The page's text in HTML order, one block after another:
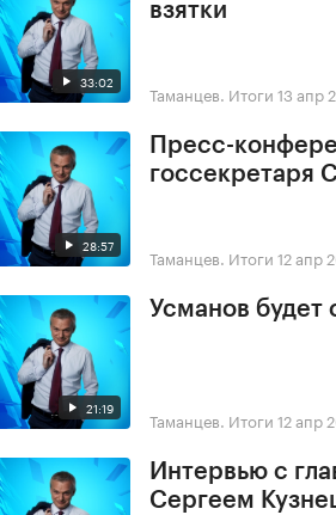
33:02
взятки
Таманцев. Итоги 13 апр
28:57
Пресс-
госсекретаря
Таманцев. Итоги 12 апр
21:19
Усманов будет
Таманцев. Итоги 12 апр
Интервью с
Сергеем